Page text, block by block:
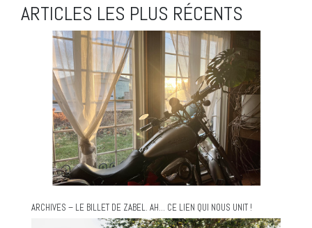
ARTICLES LES PLUS RÉCENTS
ARCHIVES – LE BILLET DE ZABEL. AH… CE LIEN QUI NOUS UNIT !